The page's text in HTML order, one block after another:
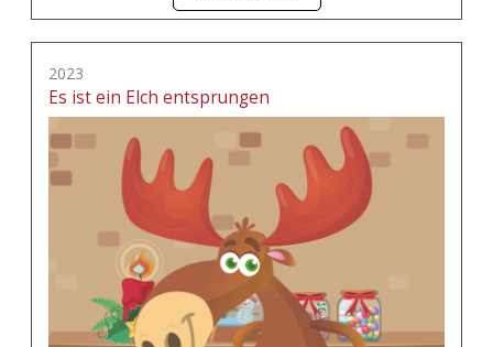
2023
Es ist ein Elch entsprungen